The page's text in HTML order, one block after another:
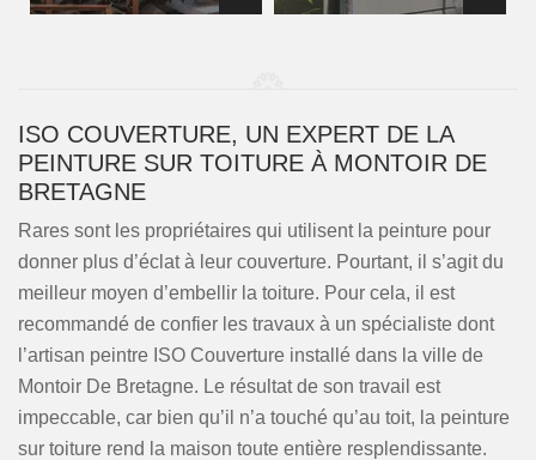
ISO COUVERTURE, UN EXPERT DE LA
PEINTURE SUR TOITURE À MONTOIR DE
BRETAGNE
Rares sont les propriétaires qui utilisent la peinture pour
donner plus d’éclat à leur couverture. Pourtant, il s’agit du
meilleur moyen d’embellir la toiture. Pour cela, il est
recommandé de confier les travaux à un spécialiste dont
l’artisan peintre ISO Couverture installé dans la ville de
Montoir De Bretagne. Le résultat de son travail est
impeccable, car bien qu’il n’a touché qu’au toit, la peinture
sur toiture rend la maison toute entière resplendissante.